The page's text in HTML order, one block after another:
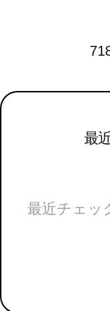
最
最近チェッ